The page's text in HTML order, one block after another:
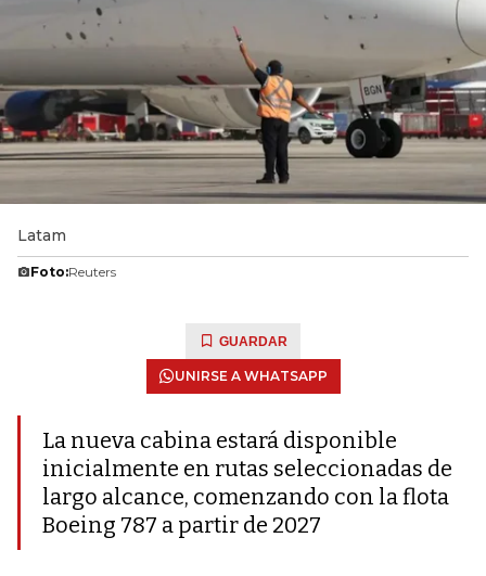
Latam
Foto:Reuters
GUARDAR
UNIRSE A WHATSAPP
La nueva cabina estará disponible
inicialmente en rutas seleccionadas de
largo alcance, comenzando con la flota
Boeing 787 a partir de 2027